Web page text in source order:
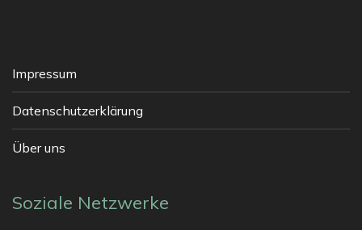
Impressum
Datenschutzerklärung
Über uns
Soziale Netzwerke